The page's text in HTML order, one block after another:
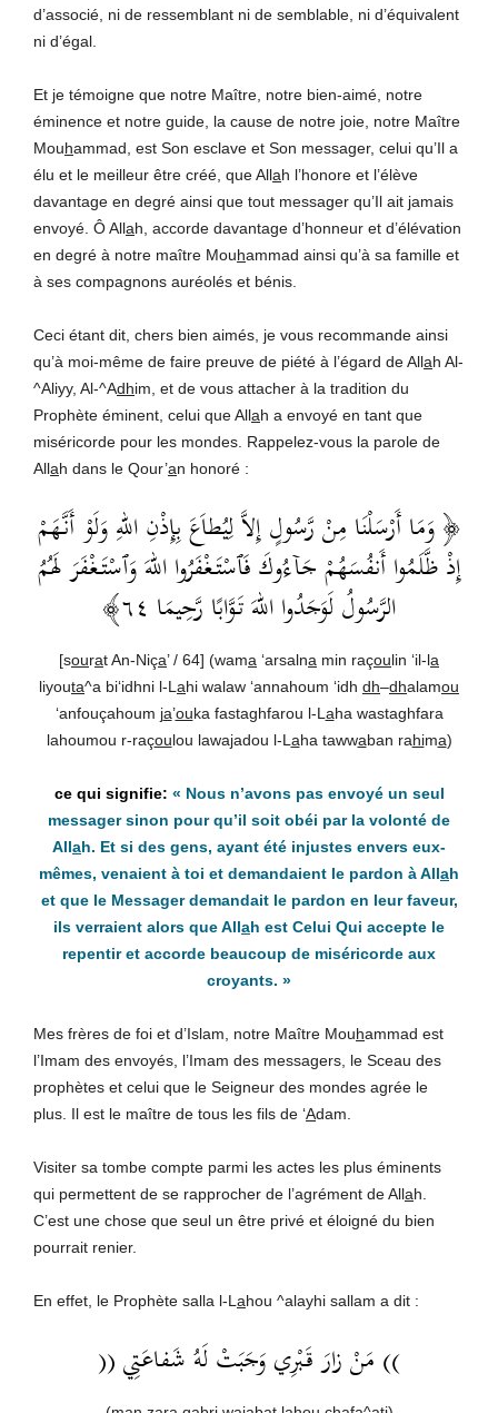
d’associé, ni de ressemblant ni de semblable, ni d’équivalent
ni d’égal.
Et je témoigne que notre Maître, notre bien-aimé, notre
éminence et notre guide, la cause de notre joie, notre Maître
Mouhammad, est Son esclave et Son messager, celui qu’Il a
élu et le meilleur être créé, que Allah l’honore et l’élève
davantage en degré ainsi que tout messager qu’Il ait jamais
envoyé. Ô Allah, accorde davantage d’honneur et d’élévation
en degré à notre maître Mouhammad ainsi qu’à sa famille et
à ses compagnons auréolés et bénis.
Ceci étant dit, chers bien aimés, je vous recommande ainsi
qu’à moi-même de faire preuve de piété à l’égard de Allah Al-
^Aliyy, Al-^Adhim, et de vous attacher à la tradition du
Prophète éminent, celui que Allah a envoyé en tant que
miséricorde pour les mondes. Rappelez-vous la parole de
Allah dans le Qour’an honoré :
﴿ وَمَا أَرْسَلْنَا مِنْ رَّسُولٍ إِلاَّ لِيُطاَعَ بِإِذْنِ اللهِ وَلَوْ أَنَّهَمْ
إِذْ ظَّلَمُوا أَنفُسَهُمْ جَآءُوكَ فَٱسْتَغْفَرُوا اللهَ وَٱسْتَغْفَرَ لَهُمُ
الرَّسُولُ لَوَجَدُوا اللهَ تَوَّابًا رَّحِيمَا ٦٤﴾
[sourat An-Niça’ / 64] (wama ‘arsalna min raçoulin ‘il-la
liyouta^a bi‘idhni l-L ahi walaw ‘annahoum ‘idh dh–dhalamou
‘anfouçahoum ja’ouka fastaghfarou l-L aha wastaghfara
lahoumou r-raçoulou lawajadou l-L aha tawwaban rahima)
« Nous n’avons pas envoyé un seul
messager sinon pour qu’il soit obéi par la volonté de
Allah. Et si des gens, ayant été injustes envers eux-
mêmes, venaient à toi et demandaient le pardon à Allah
et que le Messager demandait le pardon en leur faveur,
ils verraient alors que Allah est Celui Qui accepte le
repentir et accorde beaucoup de miséricorde aux
croyants. »
Mes frères de foi et d’Islam, notre Maître Mouhammad est
l’Imam des envoyés, l’Imam des messagers, le Sceau des
prophètes et celui que le Seigneur des mondes agrée le
plus. Il est le maître de tous les fils de ‘Adam.
Visiter sa tombe compte parmi les actes les plus éminents
qui permettent de se rapprocher de l’agrément de Allah.
C’est une chose que seul un être privé et éloigné du bien
pourrait renier.
En effet, le Prophète salla l-L ahou ^alayhi sallam a dit :
)) مَنْ زارَ قَبْرِي وَجَبَتْ لَهُ شَفاعَتِي ((